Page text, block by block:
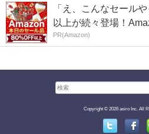
「え、こんなセール
以上が続々登場！
PR(Amazon)
Copyright © 2026 asiro Inc. All